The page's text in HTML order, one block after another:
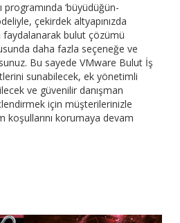
‘büyüdüğün-
çekirdek altyapınızda
faydalanarak bulut çözümü
daha fazla seçeneğe ve
Bu sayede VMware Bulut İş
sunabilecek, ek yönetimli
ve güvenilir danışman
için müşterilerinizle
koşullarını korumaya devam